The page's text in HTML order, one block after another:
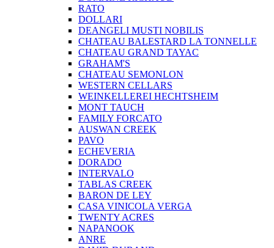
RATO
DOLLARI
DEANGELI MUSTI NOBILIS
CHATEAU BALESTARD LA TONNELLE
CHATEAU GRAND TAYAC
GRAHAM'S
CHATEAU SEMONLON
WESTERN CELLARS
WEINKELLEREI HECHTSHEIM
MONT TAUCH
FAMILY FORCATO
AUSWAN CREEK
PAVO
ECHEVERIA
DORADO
INTERVALO
TABLAS CREEK
BARON DE LEY
CASA VINICOLA VERGA
TWENTY ACRES
NAPANOOK
ANRE